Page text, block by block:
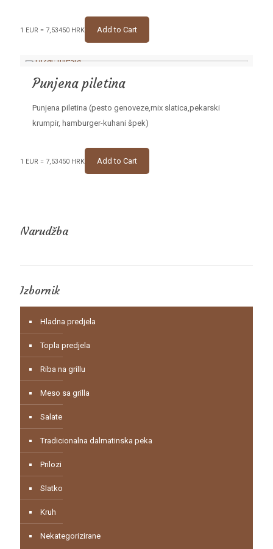
1 EUR = 7,53450 HRK Add to Cart
Punjena piletina
Punjena piletina (pesto genoveze,mix slatica,pekarski
krumpir, hamburger-kuhani špek)
1 EUR = 7,53450 HRK Add to Cart
Narudžba
Izbornik
Hladna predjela
Topla predjela
Riba na grillu
Meso sa grilla
Salate
Tradicionalna dalmatinska peka
Prilozi
Slatko
Kruh
Nekategorizirane